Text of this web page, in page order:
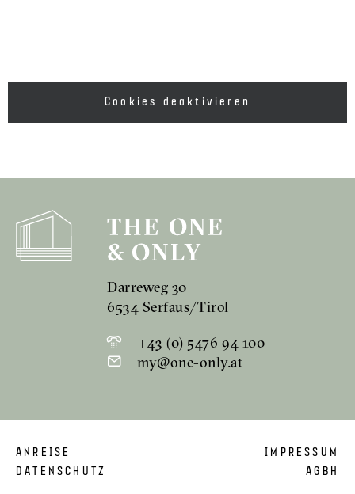
Cookies deaktivieren
Darreweg 30
6534 Serfaus/Tirol
+43 (0) 5476 94 100
my@one-only.at
ANREISE
IMPRESSUM
DATENSCHUTZ
AGBH